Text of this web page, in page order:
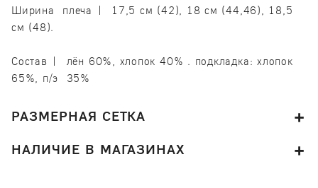
Ширина плеча | 17,5 см (42), 18 см (44,46), 18,5
см (48).
Состав | лён 60%, хлопок 40% . подкладка: хлопок
65%, п/э 35%
РАЗМЕРНАЯ СЕТКА
НАЛИЧИЕ В МАГАЗИНАХ